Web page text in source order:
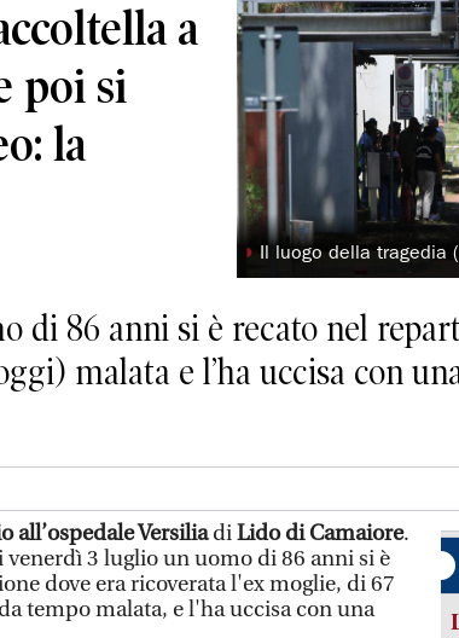
a
poi si
la
◗ Il luogo della tragedia
di 86 anni si è recato nel
malata e l’ha uccisa con
all’ospedale VersiliadiLido di Camaiore.
3 luglio un uomo di 86 anni si è
dove era ricoverata l'ex moglie, di 67
tempo malata, e l'ha uccisa con una